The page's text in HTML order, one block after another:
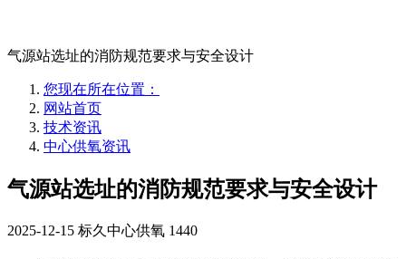
气源站选址的消防规范要求与安全设计
您现在所在位置：
网站首页
技术资讯
中心供氧资讯
气源站选址的消防规范要求与安全设计
2025-12-15 标久中心供氧 1440